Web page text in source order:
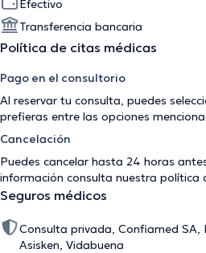
Efectivo
Transferencia bancaria
Política de citas médicas
Pago en el consultorio
Al reservar tu consulta, puedes
prefieras entre las opciones
Cancelación
Puedes cancelar hasta 24 horas
información consulta nuestra política
Seguros médicos
Consulta privada, Confiamed SA,
Asisken, Vidabuena